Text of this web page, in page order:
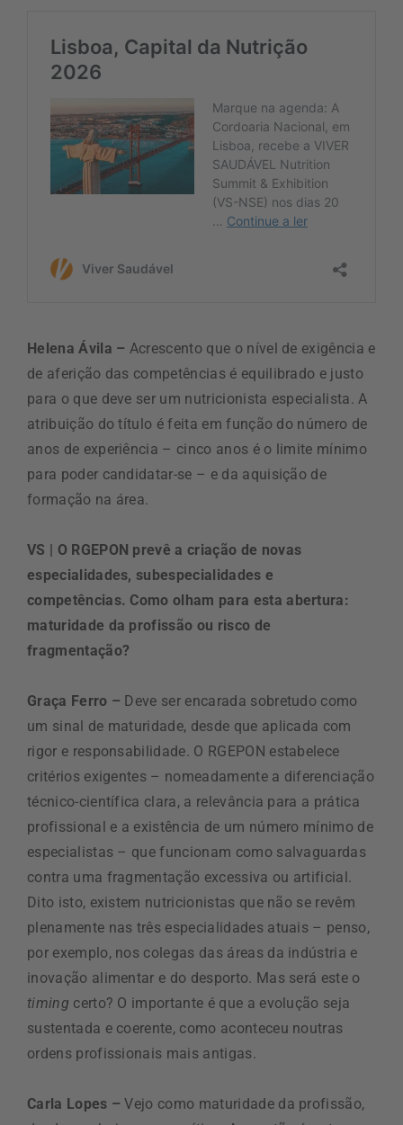
Helena Ávila – Acrescento que o nível de exigência e
de aferição das competências é equilibrado e justo
para o que deve ser um nutricionista especialista. A
atribuição do título é feita em função do número de
anos de experiência – cinco anos é o limite mínimo
para poder candidatar-se – e da aquisição de
formação na área.
VS | O RGEPON prevê a criação de novas
especialidades, subespecialidades e
competências. Como olham para esta abertura:
maturidade da profissão ou risco de
fragmentação?
Graça Ferro – Deve ser encarada sobretudo como
um sinal de maturidade, desde que aplicada com
rigor e responsabilidade. O RGEPON estabelece
critérios exigentes – nomeadamente a diferenciação
técnico-científica clara, a relevância para a prática
profissional e a existência de um número mínimo de
especialistas – que funcionam como salvaguardas
contra uma fragmentação excessiva ou artificial.
Dito isto, existem nutricionistas que não se revêm
plenamente nas três especialidades atuais – penso,
por exemplo, nos colegas das áreas da indústria e
inovação alimentar e do desporto. Mas será este o
timing certo? O importante é que a evolução seja
sustentada e coerente, como aconteceu noutras
ordens profissionais mais antigas.
Carla Lopes – Vejo como maturidade da profissão,